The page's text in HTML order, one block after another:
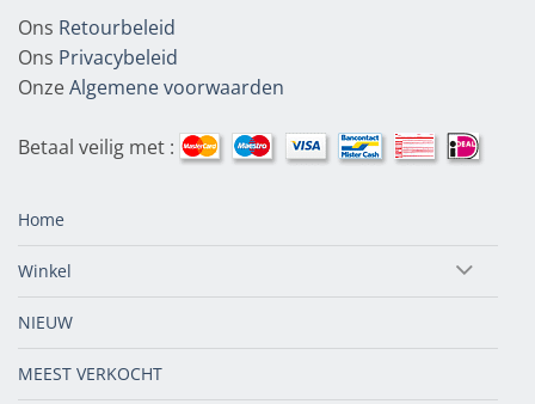
Ons Retourbeleid
Ons Privacybeleid
OnzeAlgemene voorwaarden
Betaal veilig met :
Home
Winkel
NIEUW
MEEST VERKOCHT